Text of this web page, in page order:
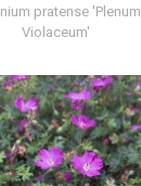
pratense 'Plenum
Violaceum'